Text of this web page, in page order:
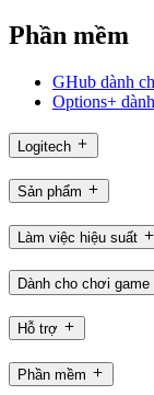
Phần mềm
GHub dành
Options+
Logitech
Sản phẩm
Làm việc hiệu suất
Dành cho chơi game
Hỗ trợ
Phần mềm